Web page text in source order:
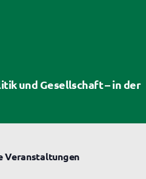
und Gesellschaft – in der
Veranstaltungen